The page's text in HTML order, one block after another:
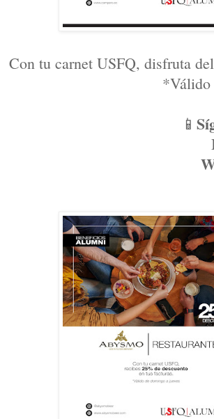
Con tu carnet USFQ, disfruta
*Válido
📱